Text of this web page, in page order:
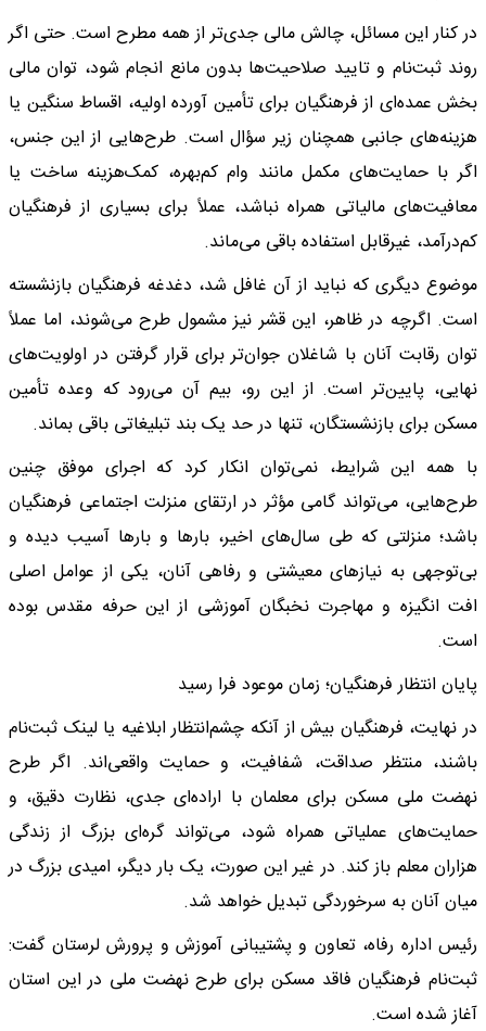
در کنار این مسائل، چالش مالی جدی‌تر از همه مطرح است. حتی اگر
روند ثبت‌نام و تایید صلاحیت‌ها بدون مانع انجام شود، توان مالی
بخش عمده‌ای از فرهنگیان برای تأمین آورده اولیه، اقساط سنگین یا
هزینه‌های جانبی همچنان زیر سؤال است. طرح‌هایی از این جنس،
اگر با حمایت‌های مکمل مانند وام کم‌بهره، کمک‌هزینه ساخت یا
معافیت‌های مالیاتی همراه نباشد، عملاً برای بسیاری از فرهنگیان
کم‌درآمد، غیرقابل استفاده باقی می‌ماند.
موضوع دیگری که نباید از آن غافل شد، دغدغه فرهنگیان بازنشسته
است. اگرچه در ظاهر، این قشر نیز مشمول طرح می‌شوند، اما عملاً
توان رقابت آنان با شاغلان جوان‌تر برای قرار گرفتن در اولویت‌های
نهایی، پایین‌تر است. از این رو، بیم آن می‌رود که وعده تأمین
مسکن برای بازنشستگان، تنها در حد یک بند تبلیغاتی باقی بماند.
با همه این شرایط، نمی‌توان انکار کرد که اجرای موفق چنین
طرح‌هایی، می‌تواند گامی مؤثر در ارتقای منزلت اجتماعی فرهنگیان
باشد؛ منزلتی که طی سال‌های اخیر، بارها و بارها آسیب دیده و
بی‌توجهی به نیازهای معیشتی و رفاهی آنان، یکی از عوامل اصلی
افت انگیزه و مهاجرت نخبگان آموزشی از این حرفه مقدس بوده
است.
پایان انتظار فرهنگیان؛ زمان موعود فرا رسید
در نهایت، فرهنگیان بیش از آنکه چشم‌انتظار ابلاغیه یا لینک ثبت‌نام
باشند، منتظر صداقت، شفافیت، و حمایت واقعی‌اند. اگر طرح
نهضت ملی مسکن برای معلمان با اراده‌ای جدی، نظارت دقیق، و
حمایت‌های عملیاتی همراه شود، می‌تواند گره‌ای بزرگ از زندگی
هزاران معلم باز کند. در غیر این صورت، یک بار دیگر، امیدی بزرگ در
میان آنان به سرخوردگی تبدیل خواهد شد.
رئیس اداره رفاه، تعاون و پشتیبانی آموزش و پرورش لرستان گفت:
ثبت‌نام فرهنگیان فاقد مسکن برای طرح نهضت ملی در این استان
آغاز شده است.